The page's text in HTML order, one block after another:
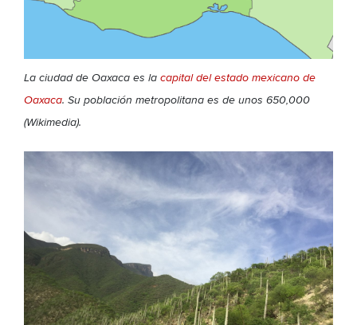
La ciudad de Oaxaca es la capital del estado mexicano de
Oaxaca. Su población metropolitana es de unos 650,000
(Wikimedia).